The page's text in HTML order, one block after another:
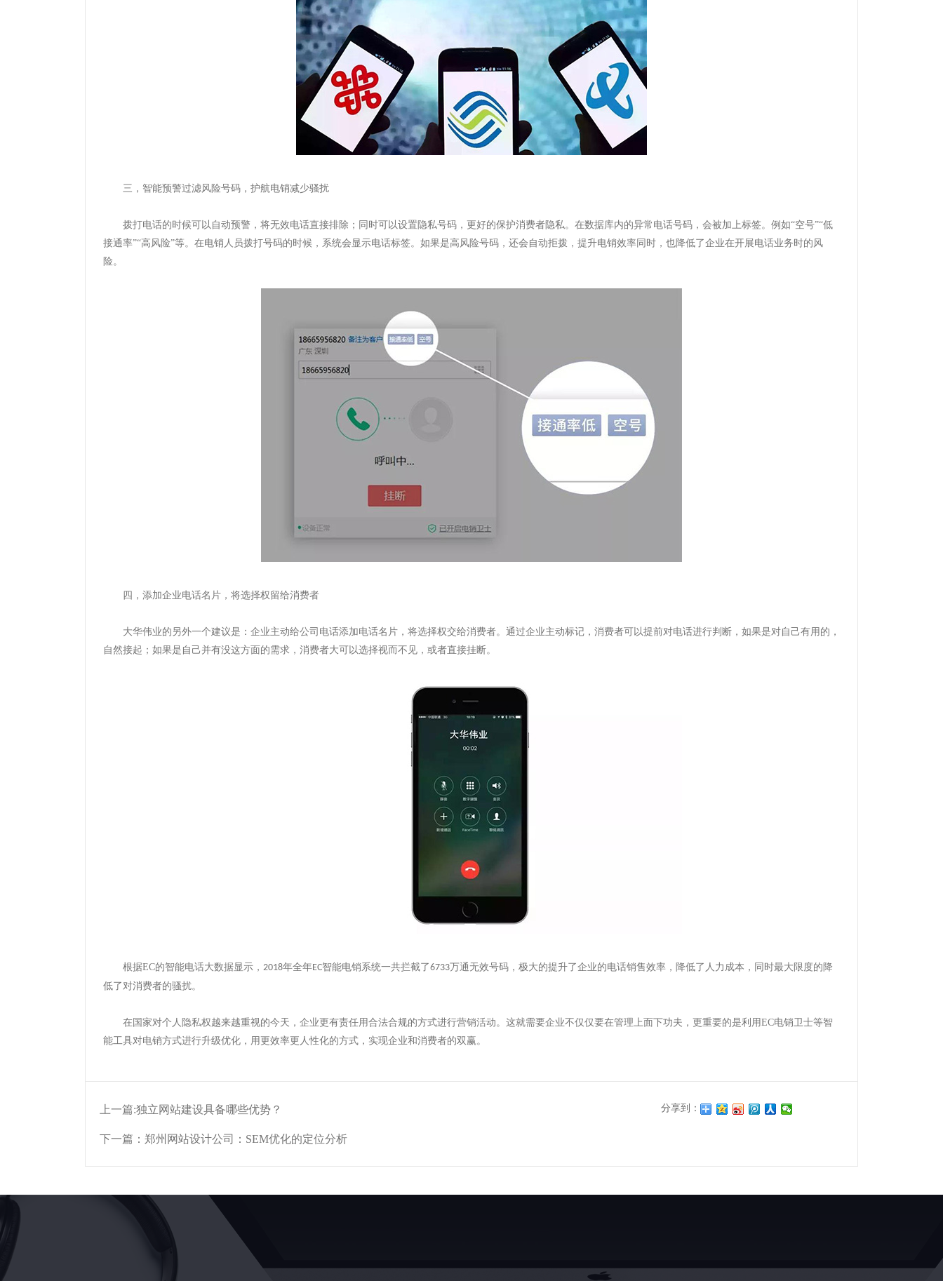
三， 智能预警过滤风险号码，护航电销减少骚扰
拨打电话的时候可以自动预警，将无效电话直接排除；同时可以设置隐私号码，更好的保护消费者隐私。在数据库内的异常电话号码，会被加上标签。例如“空号”“低
接通率”“高风险”等。在电销人员拨打号码的时候，系统会显示电话标签。如果是高风险号码，还会自动拒拨，提升电销效率同时，也降低了企业在开展电话业务时的风
险。
四， 添加企业电话名片，将选择权留给消费者
大华伟业的另外一个建议是：企业主动给公司电话添加电话名片，将选择权交给消费者。通过企业主动标记，消费者可以提前对电话进行判断，如果是对自己有用的，
自然接起；如果是自己并有没这方面的需求，消费者大可以选择视而不见，或者直接挂断。
根据EC的智能电话大数据显示， 2018年全年EC智能电销系统一共拦截了6733万通无效号码，极大的提升了企业的电话销售效率，降低了人力成本，同时最大限度的降
低了对消费者的骚扰。
在国家对个人隐私权越来越重视的今天，企业更有责任用合法合规的方式进行营销活动。这就需要企业不仅仅要在管理上面下功夫，更重要的是利用EC电销卫士等智
能工具对电销方式进行升级优化，用更效率更人性化的方式，实现企业和消费者的双赢。
上一篇:独立网站建设具备哪些优势？
下一篇： 郑州网站设计公司：SEM优化的定位分析
分享到：